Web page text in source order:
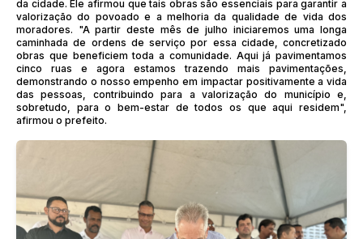
da cidade. Ele afirmou que tais obras são essenciais para garantir a
valorização do povoado e a melhoria da qualidade de vida dos
moradores. "A partir deste mês de julho iniciaremos uma longa
caminhada de ordens de serviço por essa cidade, concretizado
obras que beneficiem toda a comunidade. Aqui já pavimentamos
cinco ruas e agora estamos trazendo mais pavimentações,
demonstrando o nosso empenho em impactar positivamente a vida
das pessoas, contribuindo para a valorização do município e,
sobretudo, para o bem-estar de todos os que aqui residem",
afirmou o prefeito.